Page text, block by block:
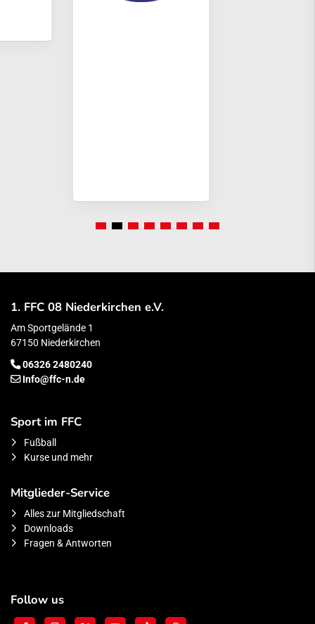
1. FFC 08 Niederkirchen e.V.
Am Sportgelände 1
67150 Niederkirchen
06326 2480240
Info@ffc-n.de
Sport im FFC
Fußball
Kurse und mehr
Mitglieder-Service
Alles zur Mitgliedschaft
Downloads
Fragen & Antworten
Follow us